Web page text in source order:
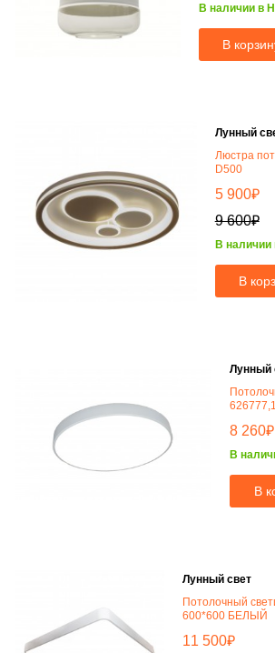
В наличии в
В
Лунный
Люстра
D500
5 900₽
9 600₽
В наличии
В
Лунный
8 260₽
В
В
Лунный свет
Потолочный
600*600 БЕЛЫЙ
11 500₽